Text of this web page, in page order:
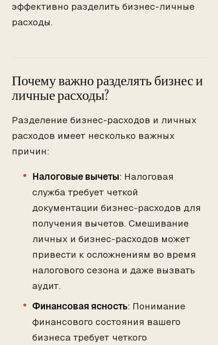
эффективно разделить бизнес-личные
расходы.
Почему важно разделять бизнес и
личные расходы?
Разделение бизнес-расходов и личных
расходов имеет несколько важных
причин:
Налоговые вычеты: Налоговая
служба требует четкой
документации бизнес-расходов для
получения вычетов. Смешивание
личных и бизнес-расходов может
привести к осложнениям во время
налогового сезона и даже вызвать
аудит.
Финансовая ясность: Понимание
финансового состояния вашего
бизнеса требует четкого